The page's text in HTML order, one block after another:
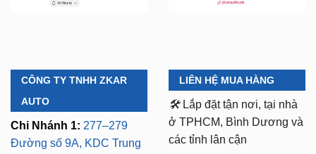
CÔNG TY TNHH ZKAR
AUTO
Chi Nhánh 1: 277–279
Đường số 9A, KDC Trung
LIÊN HỆ MUA HÀNG
🛠️ Lắp đặt tận nơi, tại nhà
ở TPHCM, Bình Dương và
các tỉnh lân cận